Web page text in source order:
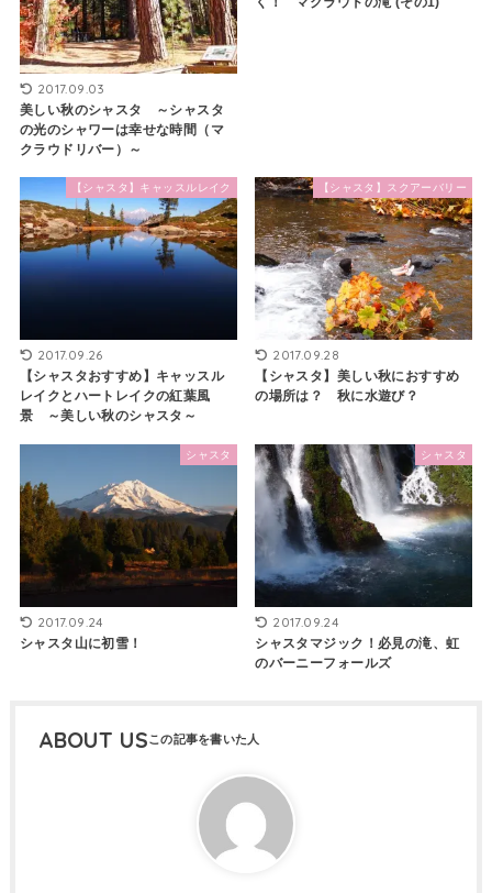
2017.09.03
美しい秋のシャスタ ～シャスタ
の光のシャワーは幸せな時間（マ
クラウドリバー）～
【シャスタ】キャッスルレイク
2017.09.26
【シャスタおすすめ】キャッスル
レイクとハートレイクの紅葉風
景 ～美しい秋のシャスタ～
【シャスタ】スクアーバリー
2017.09.28
【シャスタ】美しい秋におすすめ
の場所は？ 秋に水遊び？
シャスタ
2017.09.24
シャスタ山に初雪！
シャスタ
2017.09.24
シャスタマジック！必見の滝、虹
のバーニーフォールズ
ABOUT US